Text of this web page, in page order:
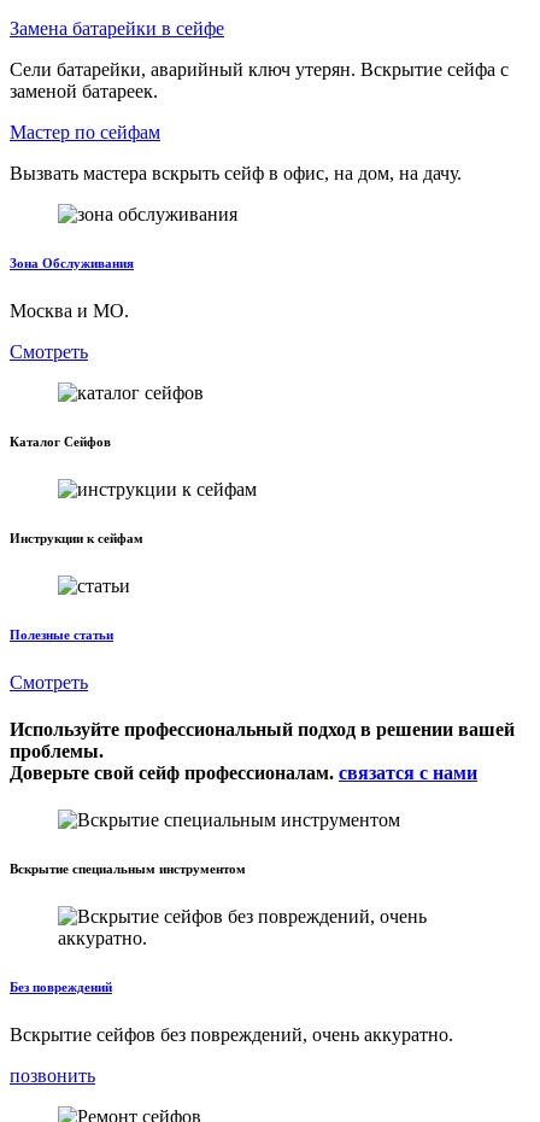
Замена батарейки в сейфе
Сели батарейки, аварийный ключ утерян. Вскрытие сейфа с
заменой батареек.
Мастер по сейфам
Вызвать мастера вскрыть сейф в офис, на дом, на дачу.
Зона Обслуживания
Москва и МО.
Смотреть
Каталог Сейфов
Инструкции к сейфам
Полезные статьи
Смотреть
Используйте профессиональный подход в решении вашей
проблемы.
Доверьте свой сейф профессионалам. связатся с нами
Вскрытие специальным инструментом
Без повреждений
Вскрытие сейфов без повреждений, очень аккуратно.
позвонить